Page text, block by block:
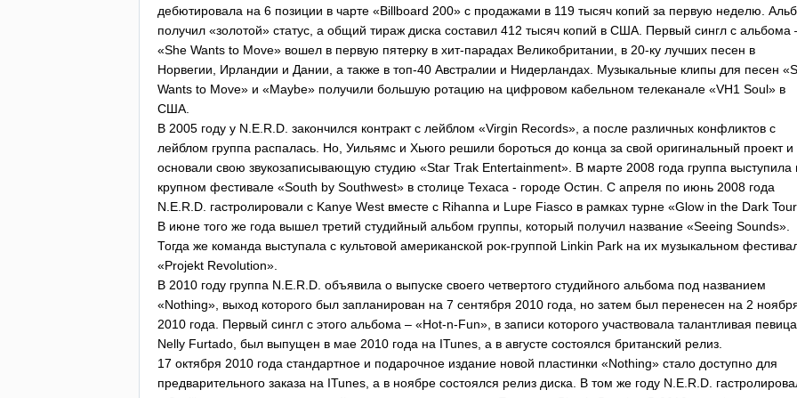
дебютировала на 6 позиции в чарте «Billboard 200» с продажами в 119 тысяч копий за первую неделю.
получил «золотой» статус, а общий тираж диска составил 412 тысяч копий в США. Первый сингл с альбома
«She Wants to Move» вошел в первую пятерку в хит-парадах Великобритании, в 20-ку лучших песен в
Норвегии, Ирландии и Дании, а также в топ-40 Австралии и Нидерландах. Музыкальные клипы для песен «
Wants to Move» и «Maybe» получили большую ротацию на цифровом кабельном телеканале «VH1 Soul» в
США.
В 2005 году у N.E.R.D. закончился контракт с лейблом «Virgin Records», а после различных конфликтов с
лейблом группа распалась. Но, Уильямс и Хьюго решили бороться до конца за свой оригинальный проект и
основали свою звукозаписывающую студию «Star Trak Entertainment». В марте 2008 года группа выступила
крупном фестивале «South by Southwest» в столице Техаса - городе Остин. С апреля по июнь 2008 года
N.E.R.D. гастролировали с Kanye West вместе с Rihanna и Lupe Fiasco в рамках турне «Glow in the Dark Tour
В июне того же года вышел третий студийный альбом группы, который получил название «Seeing Sounds».
Тогда же команда выступала с культовой американской рок-группой Linkin Park на их музыкальном
«Projekt Revolution».
В 2010 году группа N.E.R.D. объявила о выпуске своего четвертого студийного альбома под названием
«Nothing», выход которого был запланирован на 7 сентября 2010 года, но затем был перенесен на 2
2010 года. Первый сингл с этого альбома – «Hot-n-Fun», в записи которого участвовала талантливая певица
Nelly Furtado, был выпущен в мае 2010 года на ITunes, а в августе состоялся британский релиз.
17 октября 2010 года стандартное и подарочное издание новой пластинки «Nothing» стало доступно для
предварительного заказа на ITunes, а в ноябре состоялся релиз диска. В том же году N.E.R.D.